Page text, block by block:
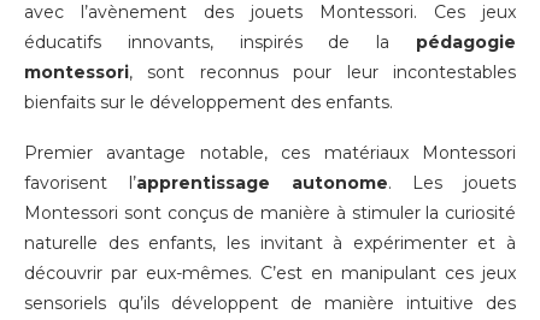
avec l’avènement des jouets Montessori. Ces jeux
éducatifs innovants, inspirés de la pédagogie
montessori, sont reconnus pour leur incontestables
bienfaits sur le développement des enfants.
Premier avantage notable, ces matériaux Montessori
favorisent l’apprentissage autonome. Les jouets
Montessori sont conçus de manière à stimuler la curiosité
naturelle des enfants, les invitant à expérimenter et à
découvrir par eux-mêmes. C’est en manipulant ces jeux
sensoriels qu’ils développent de manière intuitive des